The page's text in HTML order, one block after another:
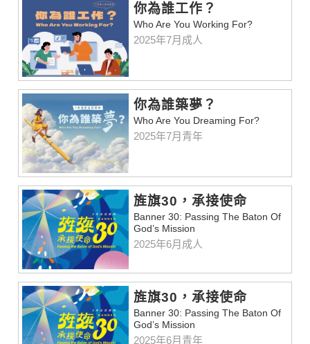
你為誰工作？
Who Are You Working For?
2025年7月成人
你為誰築夢？
Who Are You Dreaming For?
2025年7月青年
旌旗30，承接使命
Banner 30: Passing The Baton Of
God’s Mission
2025年6月成人
旌旗30，承接使命
Banner 30: Passing The Baton Of
God’s Mission
2025年6月青年